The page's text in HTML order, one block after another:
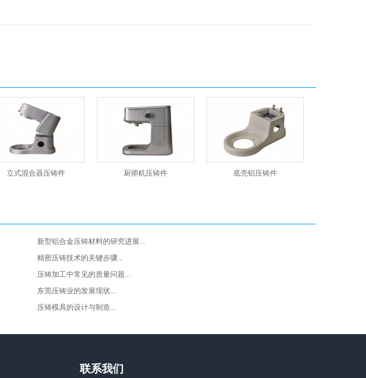
立式混合器压铸件 厨师机压铸件 底壳铝压铸件
新型铝合金压铸材料的研究进展...
精密压铸技术的关键步骤...
压铸加工中常见的质量问题...
东莞压铸业的发展现状...
压铸模具的设计与制造...
联系我们